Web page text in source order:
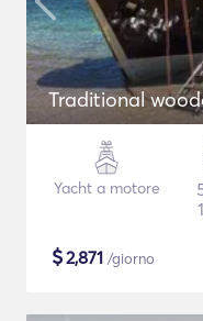
Traditional
Yacht a motore
$2,871 /giorno